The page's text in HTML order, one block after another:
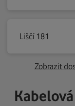
Liščí 181
Zobrazit